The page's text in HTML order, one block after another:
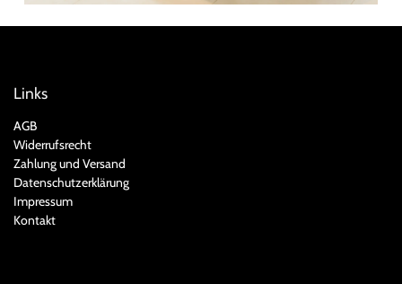
Links
AGB
Widerrufsrecht
Zahlung und Versand
Datenschutzerklärung
Impressum
Kontakt